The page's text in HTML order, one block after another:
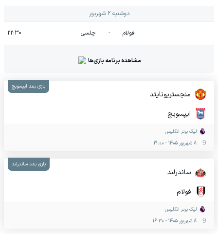
دوشنبه 2 شهریور
فولام - چلسی 22:30
مشاهده برنامه بازی‌ها
منچستریونایتد
ایپسویچ
لیگ برتر انگلیس
8 شهریور 1405
-
19:00
بازی بعد ایپسویچ
ساندرلند
فولام
لیگ برتر انگلیس
8 شهریور 1405
-
16:30
بازی بعد ساندرلند